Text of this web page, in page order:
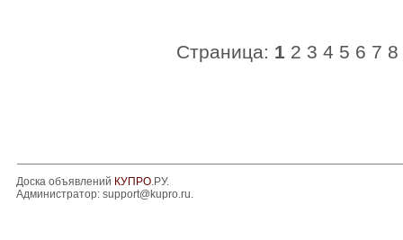
Страница: 1 2 3 4 5 6 7 8
Доска объявлений КУПРО.РУ.
Администратор: support@kupro.ru.